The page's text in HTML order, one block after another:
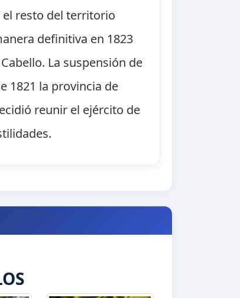
el resto del territorio
definitiva en 1823
La suspensión de
1821 la provincia de
reunir el ejército de